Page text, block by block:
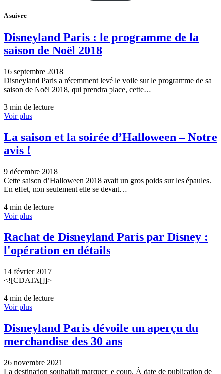
A suivre
Disneyland Paris : le programme de la
saison de Noël 2018
16 septembre 2018
Disneyland Paris a récemment levé le voile sur le programme de sa
saison de Noël 2018, qui prendra place, cette…
3 min de lecture
Voir plus
La saison et la soirée d’Halloween – Notre
avis !
9 décembre 2018
Cette saison d’Halloween 2018 avait un gros poids sur les épaules.
En effet, non seulement elle se devait…
4 min de lecture
Voir plus
Rachat de Disneyland Paris par Disney :
l'opération en détails
14 février 2017
<![CDATA[]]>
4 min de lecture
Voir plus
Disneyland Paris dévoile un aperçu du
merchandise des 30 ans
26 novembre 2021
La destination souhaitait marquer le coup. À date de publication de